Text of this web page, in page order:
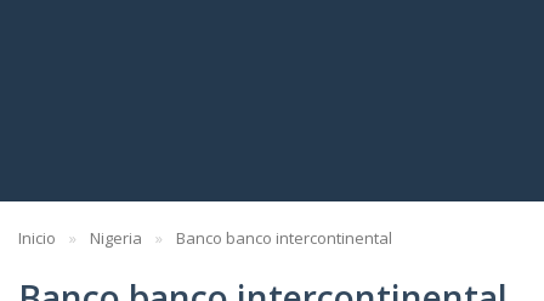
Inicio Nigeria Banco banco intercontinental